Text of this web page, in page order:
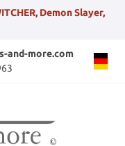
Demon Slayer,
and-more.com